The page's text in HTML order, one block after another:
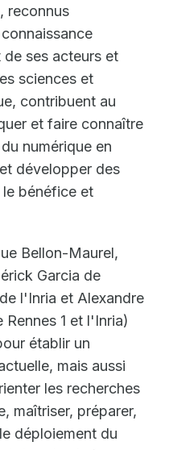
reconnus
de ses acteurs et
sciences et
contribuent au
et faire connaître
numérique en
développer des
bénéfice et
Bellon-Maurel,
Garcia de
l'Inria et Alexandre
1 et l'Inria)
établir un
mais aussi
les recherches
maîtriser, préparer,
déploiement du